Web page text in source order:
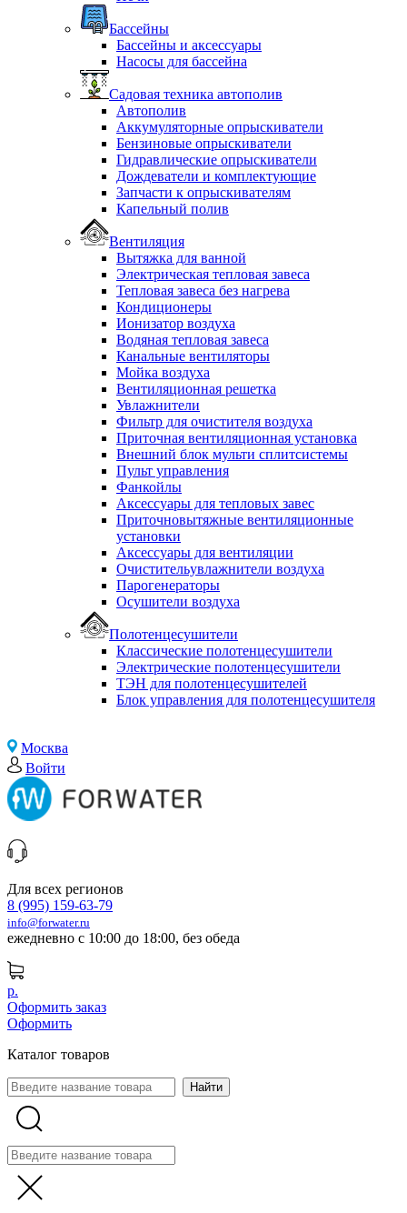
Бассейны
Бассейны и аксессуары
Насосы для бассейна
Садовая техника автополив
Автополив
Аккумуляторные опрыскиватели
Бензиновые опрыскиватели
Гидравлические опрыскиватели
Дождеватели и комплектующие
Запчасти к опрыскивателям
Капельный полив
Вентиляция
Вытяжка для ванной
Электрическая тепловая завеса
Тепловая завеса без нагрева
Кондиционеры
Ионизатор воздуха
Водяная тепловая завеса
Канальные вентиляторы
Мойка воздуха
Вентиляционная решетка
Увлажнители
Фильтр для очистителя воздуха
Приточная вентиляционная установка
Внешний блок мульти сплитсистемы
Пульт управления
Фанкойлы
Аксессуары для тепловых завес
Приточновытяжные вентиляционные
установки
Аксессуары для вентиляции
Очистительувлажнители воздуха
Парогенераторы
Осушители воздуха
Полотенцесушители
Классические полотенцесушители
Электрические полотенцесушители
ТЭН для полотенцесушителей
Блок управления для полотенцесушителя
Москва
Войти
Для всех регионов
8 (995) 159-63-79
info@forwater.ru
ежедневно с 10:00 до 18:00, без обеда
р.
Оформить заказ
Оформить
Каталог товаров